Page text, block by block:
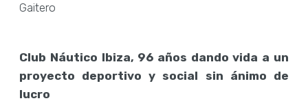
Gaitero
Club Náutico Ibiza, 96 años dando vida a un
proyecto deportivo y social sin ánimo de
lucro